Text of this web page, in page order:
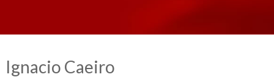
Ignacio Caeiro